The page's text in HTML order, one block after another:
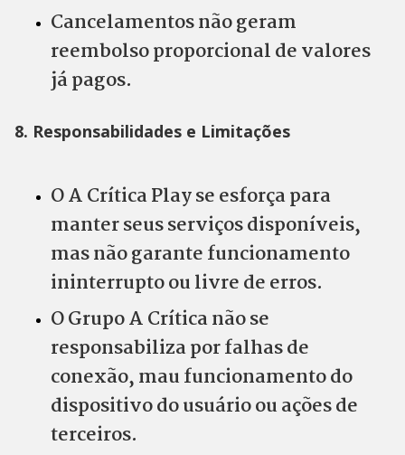
Cancelamentos não geram
reembolso proporcional de valores
já pagos.
8. Responsabilidades e Limitações
O A Crítica Play se esforça para
manter seus serviços disponíveis,
mas não garante funcionamento
ininterrupto ou livre de erros.
O Grupo A Crítica não se
responsabiliza por falhas de
conexão, mau funcionamento do
dispositivo do usuário ou ações de
terceiros.